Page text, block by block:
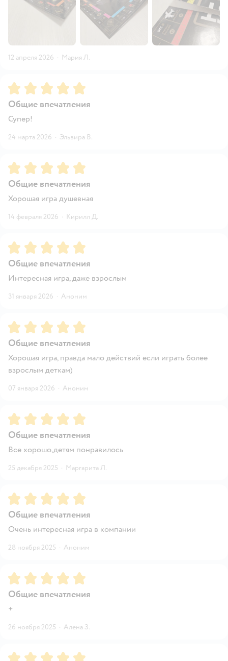
12 апреля 2026 · Мария Л.
Рейтинг:5
Общие впечатления
Супер!
24 марта 2026 · Эльвира В.
Рейтинг:5
Общие впечатления
Хорошая игра душевная
14 февраля 2026 · Кирилл Д.
Рейтинг:5
Общие впечатления
Интересная игра, даже взрослым
31 января 2026 · Аноним
Рейтинг:5
Общие впечатления
Хорошая игра, правда мало действий если играть более
взрослым деткам)
07 января 2026 · Аноним
Рейтинг:5
Общие впечатления
Все хорошо,детям понравилось
25 декабря 2025 · Маргарита Л.
Рейтинг:5
Общие впечатления
Очень интересная игра в компании
28 ноября 2025 · Аноним
Рейтинг:5
Общие впечатления
+
26 ноября 2025 · Алена З.
Рейтинг:5